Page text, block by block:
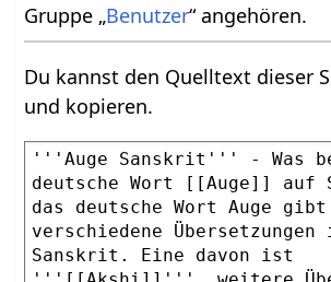
Gruppe „Benutzer“ angehören.
Du kannst den Quelltext dieser
und kopieren.